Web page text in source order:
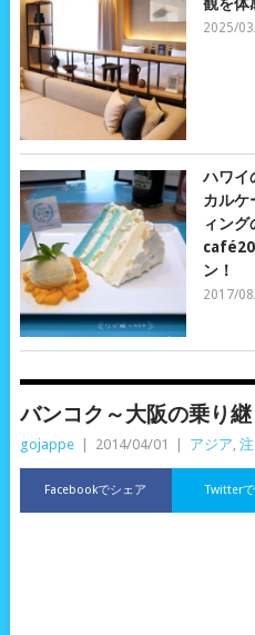
2025/
ハワイ
カルケ
ィン
ン！
2017/
バンコク～大阪の乗り
gojappe | 2014/04/01 | アジア
Facebookでシェア Twitter